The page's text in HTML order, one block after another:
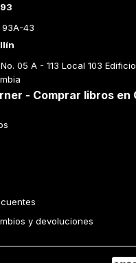
93A-43
05 A - 113 Local 103
- Comprar libros en
y devoluciones